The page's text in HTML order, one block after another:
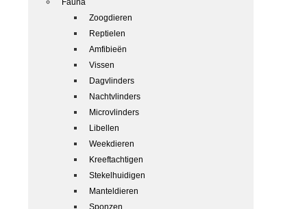
Fauna
Zoogdieren
Reptielen
Amfibieën
Vissen
Dagvlinders
Nachtvlinders
Microvlinders
Libellen
Weekdieren
Kreeftachtigen
Stekelhuidigen
Manteldieren
Sponzen